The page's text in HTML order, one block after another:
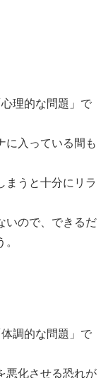
理的な問題」で
に入っている間も
まうと十分にリラ
いので、できるだ
調的な問題」で
悪化させる恐れが